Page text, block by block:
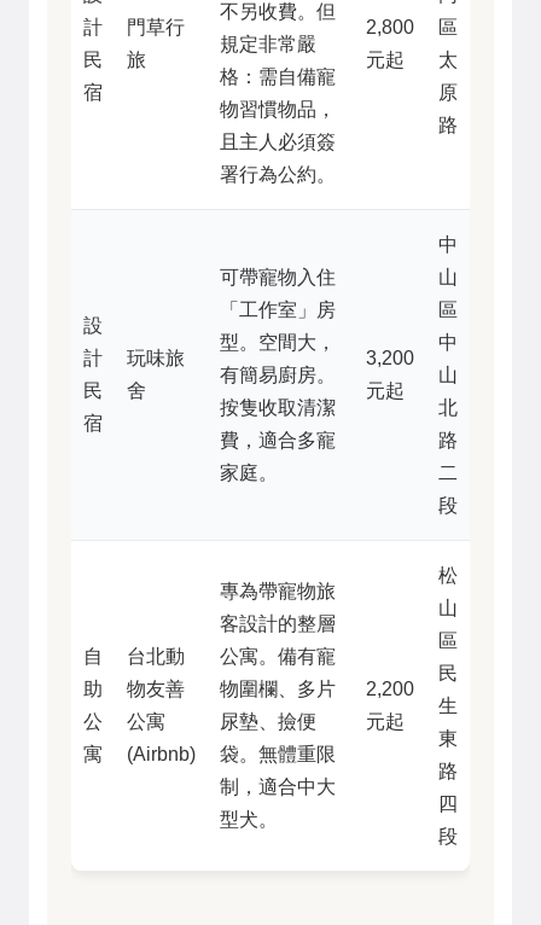
計
民
宿
門草行
旅
不另收費。但
規定非常嚴
格：需自備寵
物習慣物品，
且主人必須簽
署行為公約。
2,800
元起
區
太
原
路
設
計
民
宿
玩味旅
舍
可帶寵物入住
「工作室」房
型。空間大，
有簡易廚房。
按隻收取清潔
費，適合多寵
家庭。
3,200
元起
中
山
區
中
山
北
路
二
段
自
助
公
寓
台北動
物友善
公寓
(Airbnb)
專為帶寵物旅
客設計的整層
公寓。備有寵
物圍欄、多片
尿墊、撿便
袋。無體重限
制，適合中大
型犬。
2,200
元起
松
山
區
民
生
東
路
四
段